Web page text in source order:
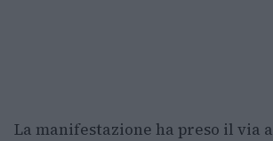
La manifestazione ha preso il via a